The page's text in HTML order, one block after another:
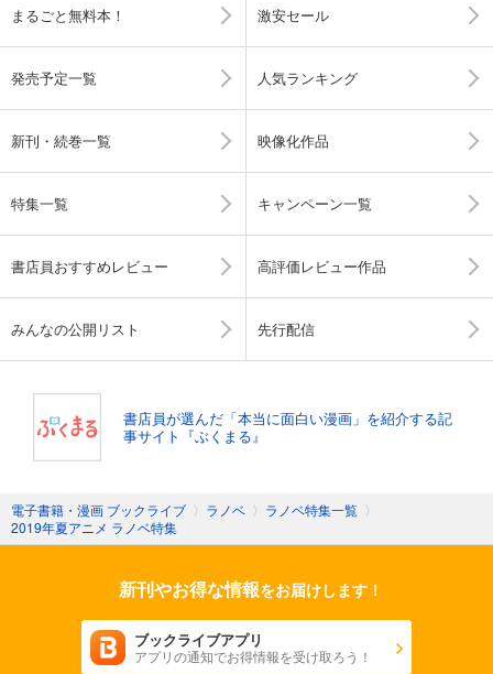
まるごと無料本！ 激安セール
発売予定一覧 人気ランキング
新刊・続巻一覧 映像化作品
特集一覧 キャンペーン一覧
書店員おすすめレビュー 高評価レビュー作品
みんなの公開リスト 先行配信
書店員が選んだ「本当に面白い漫画」を紹介する記
事サイト『ぶくまる』
電子書籍・漫画 ブックライブ 〉 ラノベ 〉 ラノベ特集一覧 〉
2019年夏アニメ ラノベ特集
新刊やお得な情報をお届けします！
ブックライブアプリ
アプリの通知でお得情報を受け取ろう！